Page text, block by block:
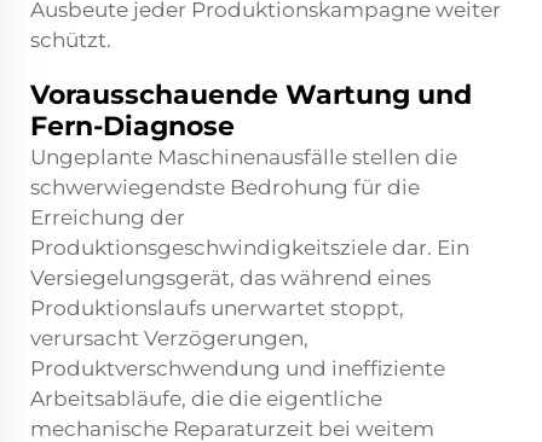
Ausbeute jeder Produktionskampagne weiter
schützt.
Vorausschauende Wartung und
Fern-Diagnose
Ungeplante Maschinenausfälle stellen die
schwerwiegendste Bedrohung für die
Erreichung der
Produktionsgeschwindigkeitsziele dar. Ein
Versiegelungsgerät, das während eines
Produktionslaufs unerwartet stoppt,
verursacht Verzögerungen,
Produktverschwendung und ineffiziente
Arbeitsabläufe, die die eigentliche
mechanische Reparaturzeit bei weitem